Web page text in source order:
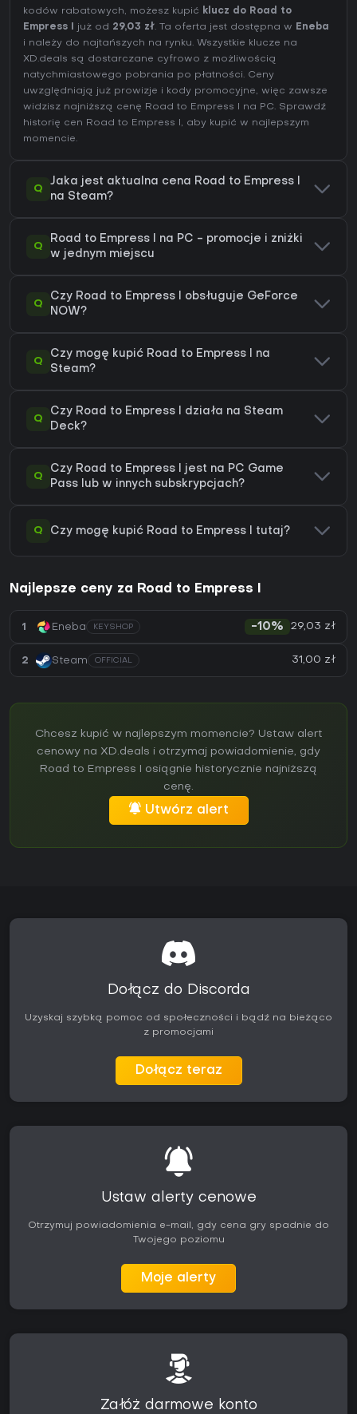
kodów rabatowych, możesz kupić klucz do Road to
Empress I
już od 29,03 zł. Ta oferta jest dostępna w Eneba
i należy do najtańszych na rynku. Wszystkie klucze na
XD.deals są dostarczane cyfrowo z możliwością
natychmiastowego pobrania po płatności. Ceny
uwzględniają już prowizje i kody promocyjne, więc zawsze
widzisz najniższą cenę Road to Empress I na PC. Sprawdź
historię cen Road to Empress I , aby kupić w najlepszym
momencie.
Q
Jaka jest aktualna cena Road to Empress I
na Steam?
Q
Road to Empress I na PC - promocje i zniżki
w jednym miejscu
Q
Czy Road to Empress I obsługuje GeForce
NOW?
Q
Czy mogę kupić Road to Empress I na
Steam?
Q
Czy Road to Empress I działa na Steam
Deck?
Q
Czy Road to Empress I jest na PC Game
Pass lub w innych subskrypcjach?
Q Czy mogę kupić Road to Empress I tutaj?
Najlepsze ceny za Road to Empress I
1 Eneba KEYSHOP -10% 29,03 zł
2 Steam OFFICIAL 31,00 zł
Chcesz kupić w najlepszym momencie? Ustaw alert
cenowy na XD.deals i otrzymaj powiadomienie, gdy
Road to Empress I osiągnie historycznie najniższą
cenę.
Utwórz alert
Dołącz do Discorda
Uzyskaj szybką pomoc od społeczności i bądź na bieżąco
z promocjami
Dołącz teraz
Ustaw alerty cenowe
Otrzymuj powiadomienia e-mail, gdy cena gry spadnie do
Twojego poziomu
Moje alerty
Załóż darmowe konto